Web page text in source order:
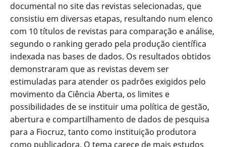
documental no site das revistas selecionadas, que
consistiu em diversas etapas, resultando num elenco
com 10 títulos de revistas para comparação e análise,
segundo o ranking gerado pela produção científica
indexada nas bases de dados. Os resultados obtidos
demonstraram queas revistas devem ser
estimuladas para atender os padrões exigidos pelo
movimento da Ciência Aberta, os limites e
possibilidades de se instituir uma política de gestão,
abertura e compartilhamento de dados de pesquisa
para a Fiocruz, tanto como instituição produtora
como publicadora. O tema carece de mais estudos